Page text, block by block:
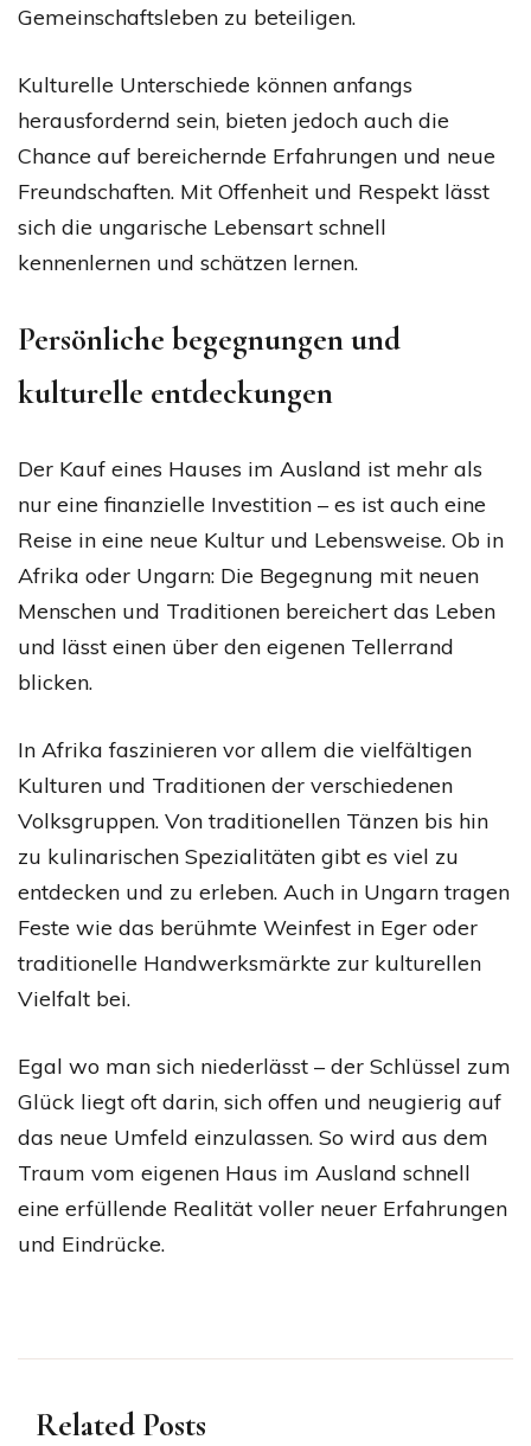
Gemeinschaftsleben zu beteiligen.
Kulturelle Unterschiede können anfangs
herausfordernd sein, bieten jedoch auch die
Chance auf bereichernde Erfahrungen und neue
Freundschaften. Mit Offenheit und Respekt lässt
sich die ungarische Lebensart schnell
kennenlernen und schätzen lernen.
Persönliche begegnungen und
kulturelle entdeckungen
Der Kauf eines Hauses im Ausland ist mehr als
nur eine finanzielle Investition – es ist auch eine
Reise in eine neue Kultur und Lebensweise. Ob in
Afrika oder Ungarn: Die Begegnung mit neuen
Menschen und Traditionen bereichert das Leben
und lässt einen über den eigenen Tellerrand
blicken.
In Afrika faszinieren vor allem die vielfältigen
Kulturen und Traditionen der verschiedenen
Volksgruppen. Von traditionellen Tänzen bis hin
zu kulinarischen Spezialitäten gibt es viel zu
entdecken und zu erleben. Auch in Ungarn tragen
Feste wie das berühmte Weinfest in Eger oder
traditionelle Handwerksmärkte zur kulturellen
Vielfalt bei.
Egal wo man sich niederlässt – der Schlüssel zum
Glück liegt oft darin, sich offen und neugierig auf
das neue Umfeld einzulassen. So wird aus dem
Traum vom eigenen Haus im Ausland schnell
eine erfüllende Realität voller neuer Erfahrungen
und Eindrücke.
Related Posts